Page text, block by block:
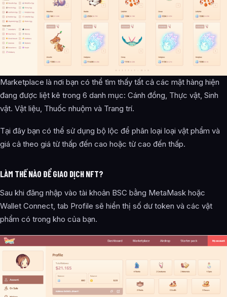
Marketplace là nơi bạn có thể tìm thấy tất cả các mặt hàng hiện
đang được liệt kê trong 6 danh mục: Cánh đồng, Thực vật, Sinh
vật. Vật liệu, Thuốc nhuộm và Trang trí.
Tại đây bạn có thể sử dụng bộ lộc để phân loại loại vật phẩm và
giá cả theo giá từ thấp đến cao hoặc từ cao đến thấp.
LÀM THẾ NÀO ĐỂ GIAO DỊCH NFT?
Sau khi đăng nhập vào tài khoản BSC bằng MetaMask hoặc
Wallet Connect, tab Profile sẽ hiển thị số dư token và các vật
phẩm có trong kho của bạn.